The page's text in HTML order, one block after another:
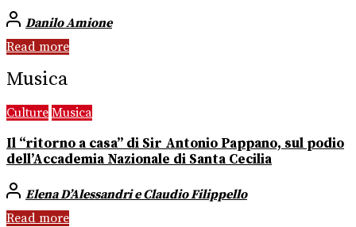
Danilo Amione
Read more
Musica
Culture Musica
Il “ritorno a casa” di Sir Antonio Pappano, sul podio
dell’Accademia Nazionale di Santa Cecilia
Elena D’Alessandri e Claudio Filippello
Read more